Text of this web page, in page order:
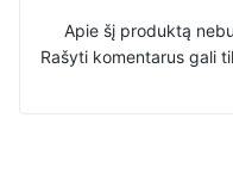
Apie šį produktą
Rašyti komentarus gali